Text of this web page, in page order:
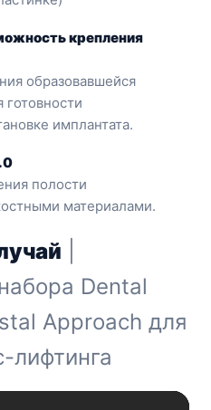
крепления
образовавшейся
имплантата.
полости
материалами.
Dental
Approach для
лифтинга